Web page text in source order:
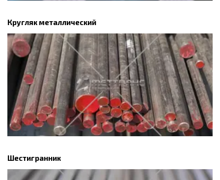
Кругляк металлический
Шестигранник